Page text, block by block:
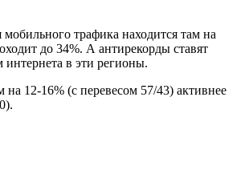
трафика находится там на
до 34%. А антирекорды ставят
в эти регионы.
12-16% (с перевесом 57/43) активнее